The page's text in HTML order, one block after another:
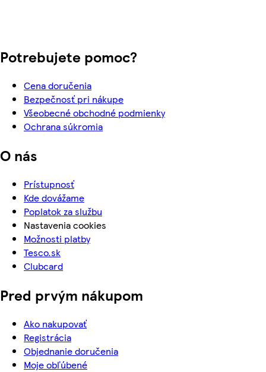
Potrebujete pomoc?
Cena doručenia
Bezpečnosť pri nákupe
Všeobecné obchodné podmienky
Ochrana súkromia
O nás
Prístupnosť
Kde dovážame
Poplatok za službu
Nastavenia cookies
Možnosti platby
Tesco.sk
Clubcard
Pred prvým nákupom
Ako nakupovať
Registrácia
Objednanie doručenia
Moje obľúbené